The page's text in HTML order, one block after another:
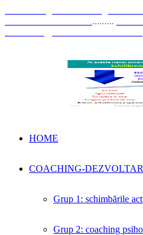
.........
HOME
COACHING-
Grup 1: schimbările
Grup 2: coaching